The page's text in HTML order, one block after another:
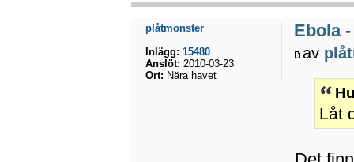
Ebola
av
Låt
plåtmonster
Inlägg: 15480
Anslöt: 2010-03-23
Ort: Nära havet